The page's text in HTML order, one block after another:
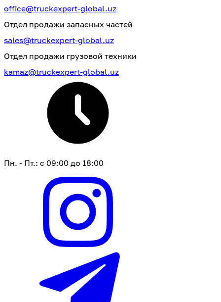
office@truckexpert-global.uz
Отдел продажи запасных частей
sales@truckexpert-global.uz
Отдел продажи грузовой техники
kamaz@truckexpert-global.uz
Пн. - Пт.: с 09:00 до 18:00